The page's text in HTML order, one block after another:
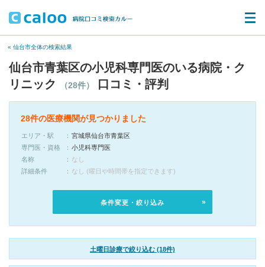
« 仙台市全体の検索結果
仙台市青葉区の小児科専門医のいる病院・ク
リニック
（28件） 口コミ・評判
28件の医療機関が見つかりました
エリア・駅
宮城県仙台市青葉区
専門医・資格
小児科専門医
名称
なし
詳細条件
なし (曜日や時間帯を指定できます)
条件変更・絞り込み
土曜日診療で絞り込む (18件)